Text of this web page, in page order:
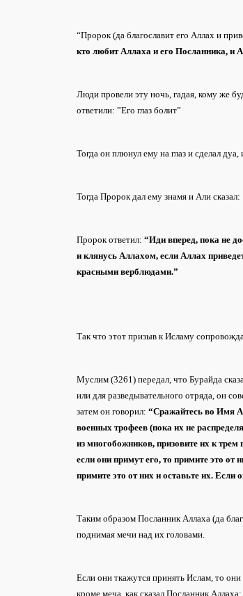
“Пророк (да благославит его Аллах и
кто любит Аллаха и его Посланника, и
Люди провели эту ночь, гадая, кому же
ответили: ”Его глаз болит”
Тогда он плюнул ему на глаз и сделал
Тогда Пророк дал ему знамя и Али сказал:
Пророк ответил: “Иди вперед, пока не
и клянусь Аллахом, если Аллах
красными верблюдами.”
Так что этот призыв к Исламу
Муслим (3261) передал, что Бурайда
или для разведывательного отряда, он
затем он говорил: “Сражайтесь во Имя
военных трофеев (пока их не
из многобожников, призовите их к
если они примут его, то примите это от
примите это от них и оставьте их.
Таким образом Посланник Аллаха (да
поднимая мечи над их головами.
Если они ткажутся принять Ислам, то
кроме меча, как сказал Посланник Аллаха: